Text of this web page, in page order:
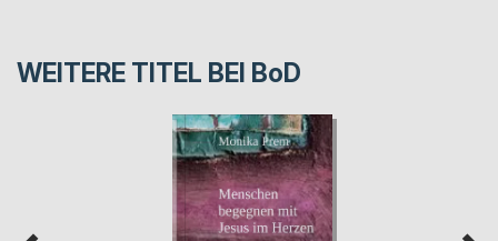
WEITERE TITEL BEI BoD